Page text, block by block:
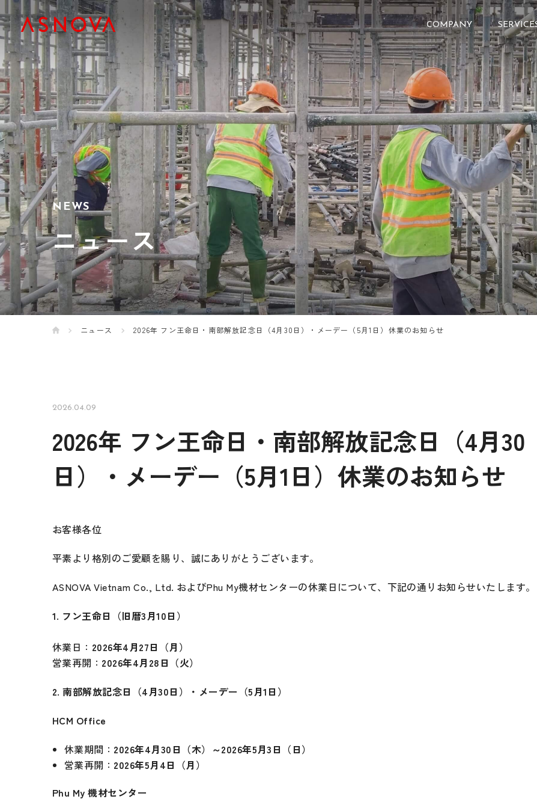
COMPANY
NEWS
ニュース
ニュース 2026年 フン王命日・南部解放記念日（4月30日）・メーデー（5月1日）休業のお知らせ
2026.04.09
2026年 フン王命日・南部解放記念日（4月30
日）・メーデー（5月1日）休業のお知らせ
お客様各位
平素より格別のご愛顧を賜り、誠にありがとうございます。
ASNOVA Vietnam Co., Ltd. およびPhu My機材センターの休業日について、下記の通りお知らせいたします。
1. フン王命日（旧暦3月10日）
休業日： 2026年4月27日（月）
営業再開： 2026年4月28日（火）
2. 南部解放記念日（4月30日）・メーデー（5月1日）
HCM Office
休業期間： 2026年4月30日（木）～2026年5月3日（日）
営業再開： 2026年5月4日（月）
Phu My 機材センター